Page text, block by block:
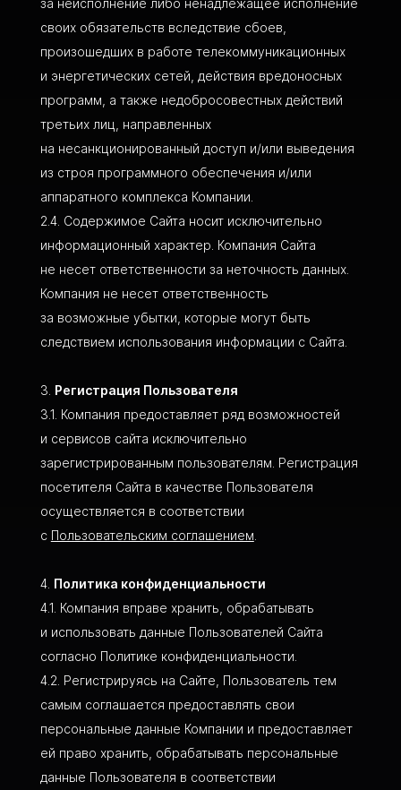
за неисполнение либо ненадлежащее исполнение
своих обязательств вследствие сбоев,
произошедших в работе телекоммуникационных
и энергетических сетей, действия вредоносных
программ, а также недобросовестных действий
третьих лиц, направленных
на несанкционированный доступ и/или выведения
из строя программного обеспечения и/или
аппаратного комплекса Компании.
Содержимое Сайта носит исключительно
информационный характер. Компания Сайта
не несет ответственности за неточность данных.
Компания не несет ответственность
за возможные убытки, которые могут быть
следствием использования информации с Сайта.
Регистрация Пользователя
Компания предоставляет ряд возможностей
и сервисов сайта исключительно
зарегистрированным пользователям. Регистрация
посетителя Сайта в качестве Пользователя
осуществляется в соответствии
с Пользовательским соглашением
Политика конфиденциальности
Компания вправе хранить, обрабатывать
и использовать данные Пользователей Сайта
согласно Политике конфиденциальности.
Регистрируясь на Сайте, Пользователь тем
самым соглашается предоставлять свои
персональные данные Компании и предоставляет
ей право хранить, обрабатывать персональные
данные Пользователя в соответствии